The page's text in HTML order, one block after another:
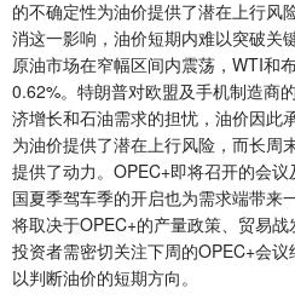
的不确定性为油价提供了潜在上行风
消这一影响，油价短期内难以突破关
原油市场在窄幅区间内震荡，WTI和
0.62%。特朗普对欧盟及手机制造商
济增长和石油需求的担忧，油价因此
为油价提供了潜在上行风险，而长周
提供了动力。OPEC+即将召开的会
国夏季驾车季的开启也为需求端带来
将取决于OPEC+的产量政策、贸易战
投资者需密切关注下周的OPEC+会议
以判断油价的短期方向。